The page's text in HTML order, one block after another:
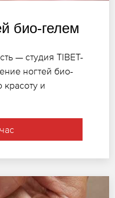
био-гелем
— студия TIBET-
ногтей био-
красоту и